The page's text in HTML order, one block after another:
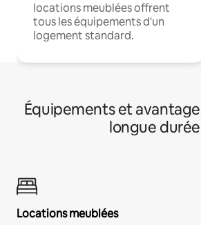
locations meublées offrent
tous les équipements d'un
logement standard.
Équipements et
longue durée
Locations meublées